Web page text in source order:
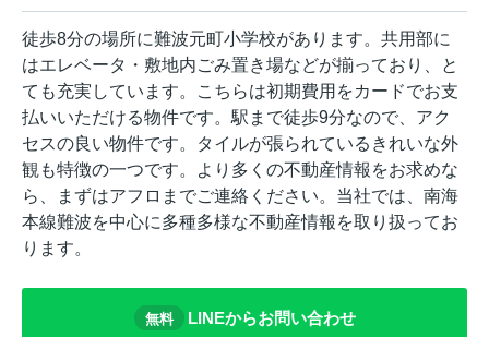
徒歩8分の場所に難波元町小学校があります。共用部に
はエレベータ・敷地内ごみ置き場などが揃っており、と
ても充実しています。こちらは初期費用をカードでお支
払いいただける物件です。駅まで徒歩9分なので、アク
セスの良い物件です。タイルが張られているきれいな外
観も特徴の一つです。より多くの不動産情報をお求めな
ら、まずはアフロまでご連絡ください。当社では、南海
本線難波を中心に多種多様な不動産情報を取り扱ってお
ります。
無料 LINEからお問い合わせ